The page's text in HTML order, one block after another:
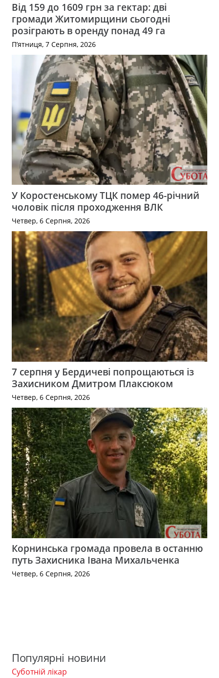
Від 159 до 1609 грн за гектар: дві
громади Житомирщини сьогодні
розіграють в оренду понад 49 га
П’ятниця, 7 Серпня, 2026
У Коростенському ТЦК помер 46-річний
чоловік після проходження ВЛК
Четвер, 6 Серпня, 2026
7 серпня у Бердичеві попрощаються із
Захисником Дмитром Плаксюком
Четвер, 6 Серпня, 2026
Корнинська громада провела в останню
путь Захисника Івана Михальченка
Четвер, 6 Серпня, 2026
Популярні новини
Суботній лікар